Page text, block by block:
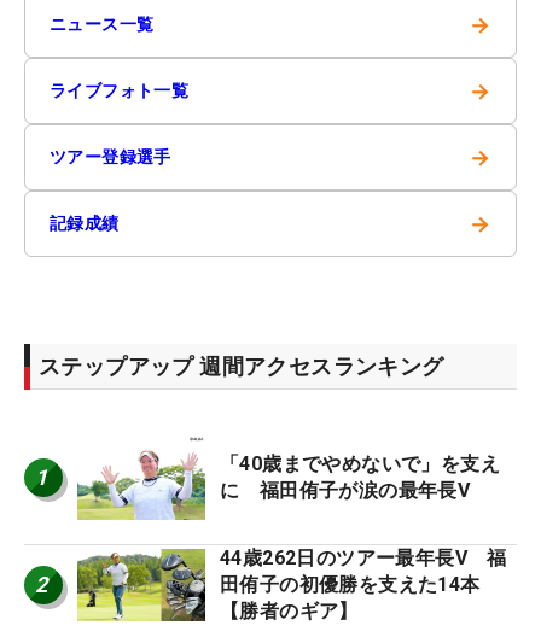
ニュース一覧 →
ライブフォト一覧 →
ツアー登録選手 →
記録成績 →
ステップアップ 週間アクセスランキング
1
「40歳までやめないで」を支え
に 福田侑子が涙の最年長V
2
44歳262日のツアー最年長V 福
田侑子の初優勝を支えた14本
【勝者のギア】